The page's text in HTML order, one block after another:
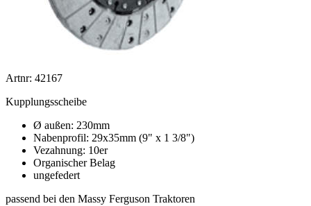
Artnr: 42167
Kupplungsscheibe
Ø außen: 230mm
Nabenprofil: 29x35mm (9" x 1 3/8")
Vezahnung: 10er
Organischer Belag
ungefedert
passend bei den Massy Ferguson Traktoren